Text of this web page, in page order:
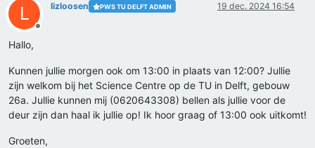
L
Offline
lizloosen PWS TU DELFT ADMIN 19 dec. 2024 16:54
Hallo,
Kunnen jullie morgen ook om 13:00 in plaats van 12:00? Jullie
zijn welkom bij het Science Centre op de TU in Delft, gebouw
26a. Jullie kunnen mij (0620643308) bellen als jullie voor de
deur zijn dan haal ik jullie op! Ik hoor graag of 13:00 ook uitkomt!
Groeten,